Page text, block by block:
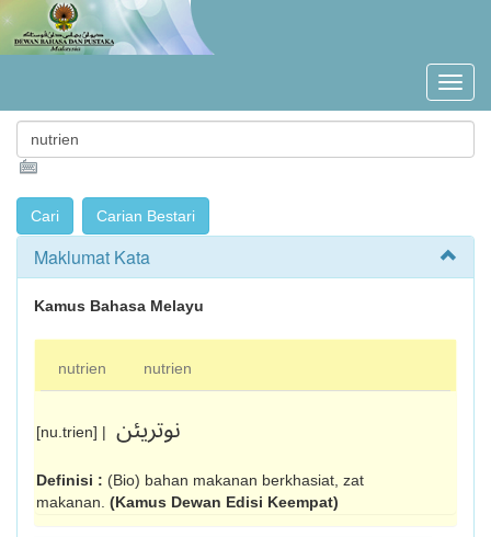
Maklumat Kata
Kamus Bahasa Melayu
nutrien nutrien
[nu.trien] | نوتريئن
Definisi : (Bio) bahan makanan berkhasiat, zat
makanan. (Kamus Dewan Edisi Keempat)